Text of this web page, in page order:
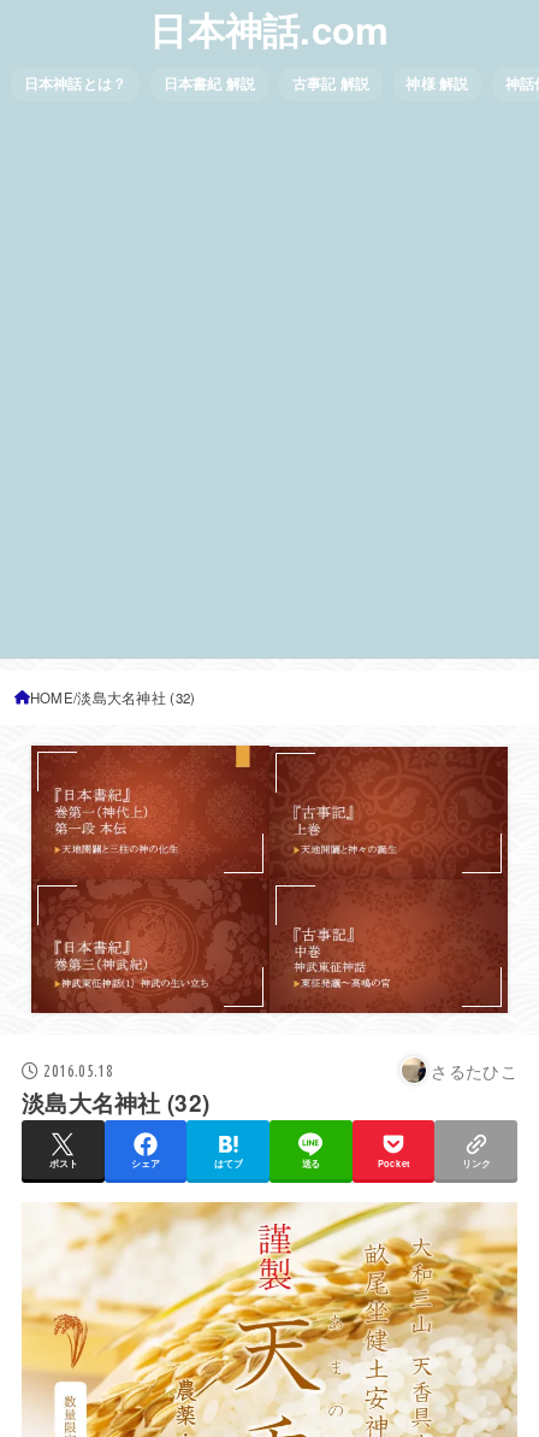
日本神話.com
日本神話とは？ 日本書紀 解説 古事記 解説 神様 解説 神話
HOME 淡島大名神社 (32)
2016.05.18 さるたひこ
淡島大名神社 (32)
ポスト シェア はてブ 送る Pocket リンク